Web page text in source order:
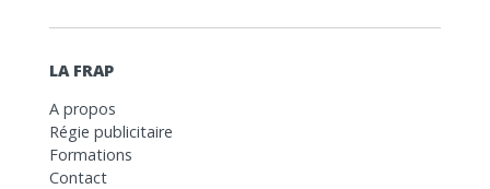
LA FRAP
A propos
Régie publicitaire
Formations
Contact